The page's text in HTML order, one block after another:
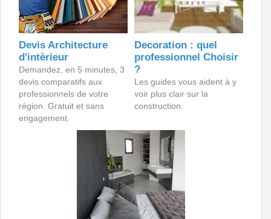
Devis Architecture
d'intèrieur
Demandez, en 5 minutes, 3
devis comparatifs aux
professionnels de votre
région. Gratuit et sans
engagement.
Decoration : quel
professionnel Choisir
?
Les guides vous aident à y
voir plus clair sur la
construction.